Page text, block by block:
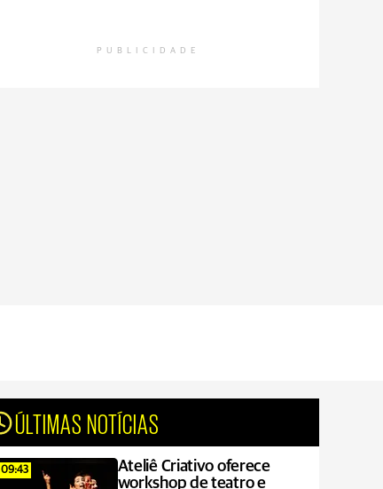
PUBLICIDADE
ÚLTIMAS NOTÍCIAS
09:43
Ateliê Criativo oferece
workshop de teatro e